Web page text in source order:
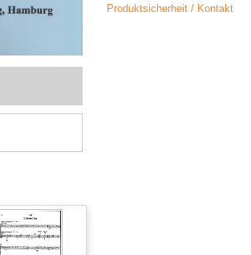
Produktsicherheit / Kontakt